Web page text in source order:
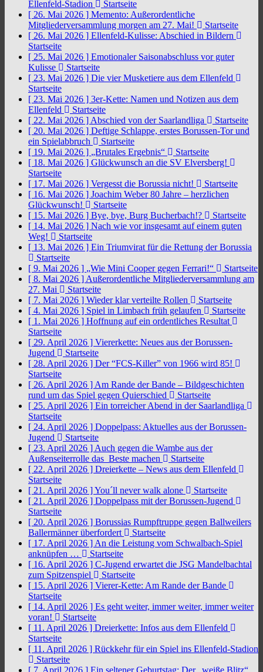
Ellenfeld-Stadion
Startseite
[ 26. Mai 2026 ] Memento: Außerordentliche
Mitgliederversammlung morgen am 27. Mai!
Startseite
[ 26. Mai 2026 ] Ellenfeld-Kulisse: Abschied in Bildern
Startseite
[ 25. Mai 2026 ] Emotionaler Saisonabschluss vor guter
Kulisse
Startseite
[ 23. Mai 2026 ] Die vier Musketiere aus dem Ellenfeld
Startseite
[ 23. Mai 2026 ] 3er-Kette: Namen und Notizen aus dem
Ellenfeld
Startseite
[ 22. Mai 2026 ] Abschied von der Saarlandliga
Startseite
[ 20. Mai 2026 ] Deftige Schlappe, erstes Borussen-Tor und
ein Spielabbruch
Startseite
[ 19. Mai 2026 ] „Brutales Ergebnis“
Startseite
[ 18. Mai 2026 ] Glückwunsch an die SV Elversberg!
Startseite
[ 17. Mai 2026 ] Vergesst die Borussia nicht!
Startseite
[ 16. Mai 2026 ] Joachim Weber 80 Jahre – herzlichen
Glückwunsch!
Startseite
[ 15. Mai 2026 ] Bye, bye, Burg Bucherbach!?
Startseite
[ 14. Mai 2026 ] Nach wie vor insgesamt auf einem guten
Weg!
Startseite
[ 13. Mai 2026 ] Ein Triumvirat für die Rettung der Borussia
Startseite
[ 9. Mai 2026 ] „Wie Mini Cooper gegen Ferrari!“
Startseite
[ 8. Mai 2026 ] Außerordentliche Mitgliederversammlung am
27. Mai
Startseite
[ 7. Mai 2026 ] Wieder klar verteilte Rollen
Startseite
[ 4. Mai 2026 ] Spiel in Limbach früh gelaufen
Startseite
[ 1. Mai 2026 ] Hoffnung auf ein ordentliches Resultat
Startseite
[ 29. April 2026 ] Viererkette: Neues aus der Borussen-
Jugend
Startseite
[ 28. April 2026 ] Der “FCS-Killer” von 1966 wird 85!
Startseite
[ 26. April 2026 ] Am Rande der Bande – Bildgeschichten
rund um das Spiel gegen Quierschied
Startseite
[ 25. April 2026 ] Ein torreicher Abend in der Saarlandliga
Startseite
[ 24. April 2026 ] Doppelpass: Aktuelles aus der Borussen-
Jugend
Startseite
[ 23. April 2026 ] Auch gegen die Wambe aus der
Außenseiterrolle das Beste machen
Startseite
[ 22. April 2026 ] Dreierkette – News aus dem Ellenfeld
Startseite
[ 21. April 2026 ]You´ll never walk alone
Startseite
[ 21. April 2026 ] Doppelpass mit der Borussen-Jugend
Startseite
[ 20. April 2026 ] Borussias Rumpftruppe gegen Ballweilers
Ballermänner überfordert
Startseite
[ 17. April 2026 ] An die Leistung vom Schwalbach-Spiel
anknüpfen …
Startseite
[ 16. April 2026 ] C-Jugend erwartet die JSG Mandelbachtal
zum Spitzenspiel
Startseite
[ 15. April 2026 ] Vierer-Kette: Am Rande der Bande
Startseite
[ 14. April 2026 ] Es geht weiter, immer weiter, immer weiter
voran!
Startseite
[ 11. April 2026 ] Dreierkette: Infos aus dem Ellenfeld
Startseite
[ 11. April 2026 ] Rückkehr für ein Spiel ins Ellenfeld-Stadion
Startseite
[ 7. April 2026 ] Ein seltener Geburtstag: Der „weiße Blitz“